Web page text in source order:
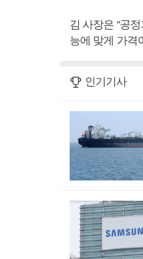
김 사장은 “공
능에 맞게 가격
인기기사